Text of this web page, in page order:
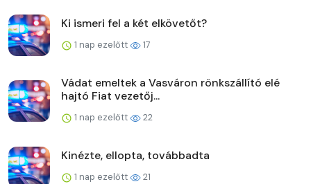
Ki ismeri fel a két elkövetőt?
1 nap ezelőtt 17
Vádat emeltek a Vasváron rönkszállító elé
hajtó Fiat vezetőj...
1 nap ezelőtt 22
Kinézte, ellopta, továbbadta
1 nap ezelőtt 21